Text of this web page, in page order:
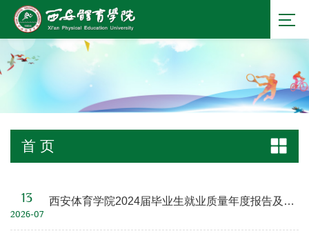
首 页
13
2026-07
西安体育学院2024届毕业生就业质量年度报告及西安体育学院2025届毕业生就业质量年度报告